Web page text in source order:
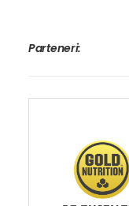
Parteneri: